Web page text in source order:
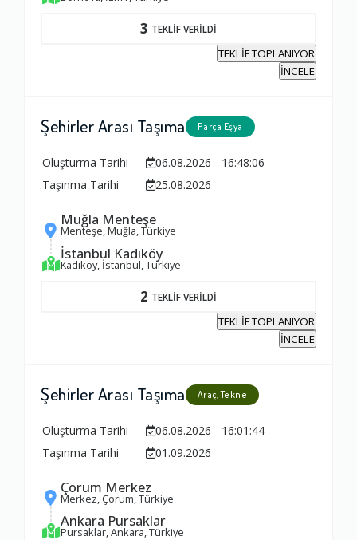
3 TEKLİF VERİLDİ
TEKLİF TOPLANIYOR
İNCELE
Şehirler Arası Taşıma Parça Eşya
Oluşturma Tarihi
06.08.2026 - 16:48:06
Taşınma Tarihi
25.08.2026
Muğla Menteşe
Menteşe, Muğla, Türkiye
İstanbul Kadıköy
Kadıköy, İstanbul, Türkiye
2 TEKLİF VERİLDİ
TEKLİF TOPLANIYOR
İNCELE
Şehirler Arası Taşıma Araç, Tekne
Oluşturma Tarihi
06.08.2026 - 16:01:44
Taşınma Tarihi
01.09.2026
Çorum Merkez
Merkez, Çorum, Türkiye
Ankara Pursaklar
Pursaklar, Ankara, Türkiye
Ambalajlama Hizmeti